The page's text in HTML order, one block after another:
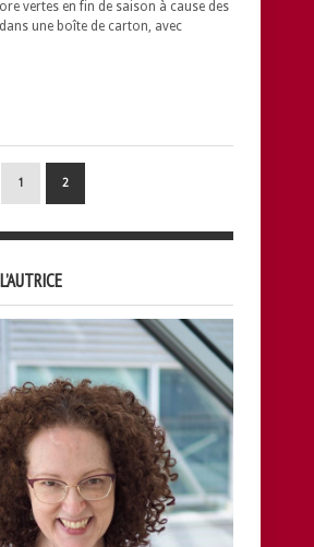
vertes en fin de saison à cause des
une boîte de carton, avec
1 2